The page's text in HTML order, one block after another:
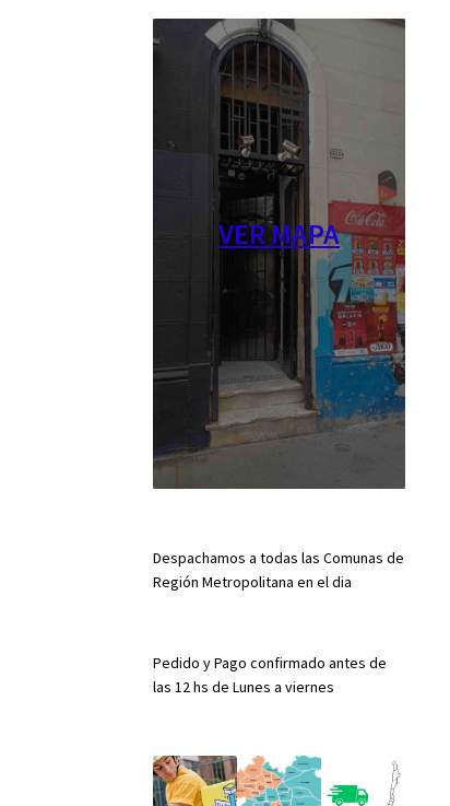
VER MAPA
Despachamos a todas las Comunas de
Región Metropolitana en el dia
Pedido y Pago confirmado antes de
las 12 hs de Lunes a viernes